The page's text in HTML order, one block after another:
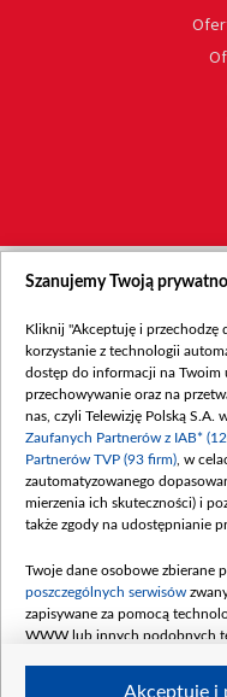
Szanujemy Twoją
Kliknij "Akceptuję i przechodzę
korzystanie z technologii
dostęp do informacji na Twoim
przechowywanie oraz na
nas, czyli Telewizję Polską S.A.
Zaufanych Partnerów z IAB*
Partnerów TVP (93 firm) , w
zautomatyzowanego
mierzenia ich skuteczności) i
także zgody na udostępnianie
Twoje dane osobowe zbierane
poszczególnych serwisów
zapisywane za pomocą
WWW lub innych podobnych
Akceptuję i